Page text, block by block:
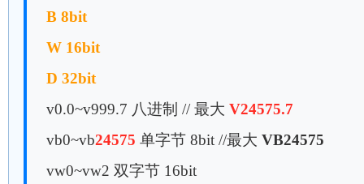
B 8bit
W 16bit
D 32bit
v0.0~v999.7 八进制 // 最大 V24575.7
vb0~vb24575 单字节 8bit //最大 VB24575
vw0~vw2 双字节 16bit